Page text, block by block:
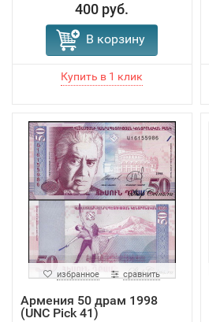
400 руб.
В корзину
избранное сравнить
Армения 50 драм 1998
(UNC Pick 41)